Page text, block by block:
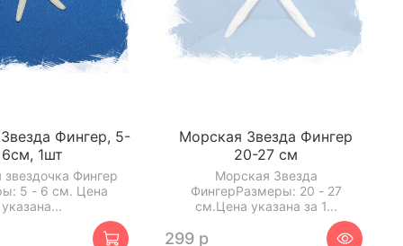
Фингер, 5-
6см, 1шт
Фингер
5 - 6 см. Цена
указана...
Морская Звезда Фингер
20-27 см
Морская Звезда
ФингерРазмеры: 20 - 27
см.Цена указана за 1...
299 р